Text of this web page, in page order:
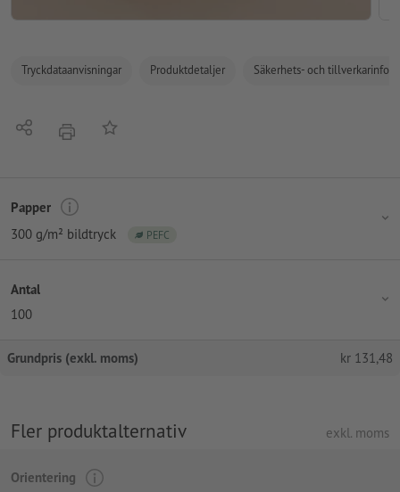
Tryckdataanvisningar Produktdetaljer Säkerhets- och
Dela erbjudandePå anteckningslistan
Papper
300 g/m² bildtryck
PEFC
Antal
100
Grundpris (exkl. moms) kr 131,48
Fler produktalternativ exkl. moms
Orientering